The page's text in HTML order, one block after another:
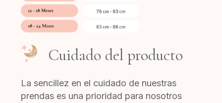
Cuidado del producto
La sencillez en el cuidado de nuestras
prendas es una prioridad para nosotros